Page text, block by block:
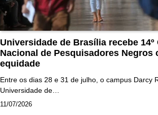
Universidade de Brasília recebe
Nacional de Pesquisadores Negros
equidade
Entre os dias 28 e 31 de julho, o campus Darcy
Universidade de…
11/07/2026